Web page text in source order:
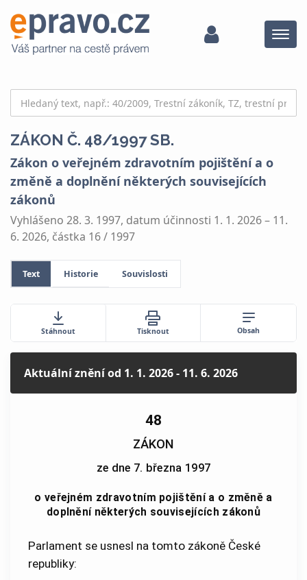
Menu
ZÁKON Č. 48/1997 SB.
Zákon o veřejném zdravotním pojištění a o
změně a doplnění některých souvisejících
zákonů
Vyhlášeno 28. 3. 1997, datum účinnosti 1. 1. 2026 – 11.
6. 2026, částka 16 / 1997
Text Historie Souvislosti
Stáhnout Tisknout Obsah
Aktuální zněníod 1. 1. 2026 - 11. 6. 2026
48
ZÁKON
ze dne 7. března 1997
o veřejném zdravotním pojištění a o změně a
doplnění některých souvisejících zákonů
Parlament se usnesl na tomto zákoně České
republiky: